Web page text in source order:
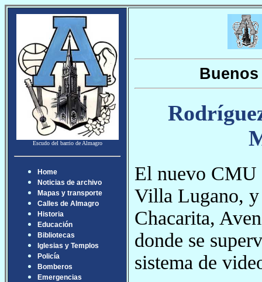
Escudo del barrio de Almagro
Home
Noticias de archivo
Mapas y transporte
Calles de Almagro
Historia
Educación
Bibliotecas
Iglesias y Templos
Policía
Bomberos
Emergencias
Buenos
El nuevo CMU
Villa Lugano, y
Chacarita,
donde se
sistema de